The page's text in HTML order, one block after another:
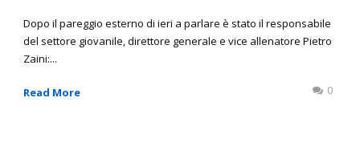
Dopo il pareggio esterno di ieri a parlare è stato il responsabile
del settore giovanile, direttore generale e vice allenatore Pietro
Zaini:...
Read More 0